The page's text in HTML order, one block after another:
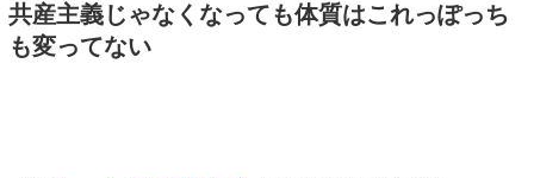
共産主義じゃなくなっても体質はこれっぽっち
も変ってない